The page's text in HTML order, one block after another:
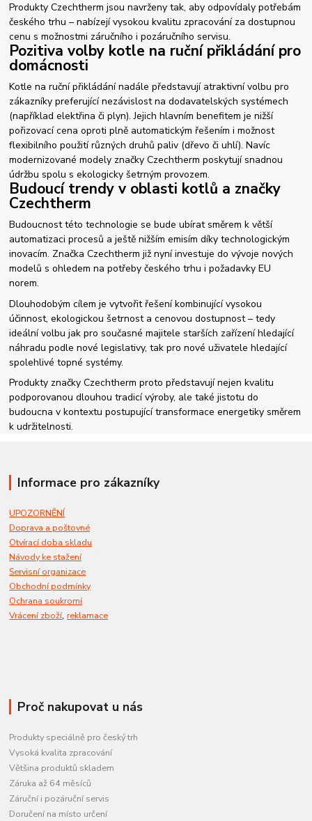
Produkty Czechtherm jsou navrženy tak, aby odpovídaly potřebám
českého trhu – nabízejí vysokou kvalitu zpracování za dostupnou
cenu s možnostmi záručního i pozáručního servisu.
Pozitiva volby kotle na ruční přikládání pro
domácnosti
Kotle na ruční přikládání nadále představují atraktivní volbu pro
zákazníky preferující nezávislost na dodavatelských systémech
(například elektřina či plyn). Jejich hlavním benefitem je nižší
pořizovací cena oproti plně automatickým řešením i možnost
flexibilního použití různých druhů paliv (dřevo či uhlí). Navíc
modernizované modely značky Czechtherm poskytují snadnou
údržbu spolu s ekologicky šetrným provozem.
Budoucí trendy v oblasti kotlů a značky
Czechtherm
Budoucnost této technologie se bude ubírat směrem k větší
automatizaci procesů a ještě nižším emisím díky technologickým
inovacím. Značka Czechtherm již nyní investuje do vývoje nových
modelů s ohledem na potřeby českého trhu i požadavky EU
norem.
Dlouhodobým cílem je vytvořit řešení kombinující vysokou
účinnost, ekologickou šetrnost a cenovou dostupnost – tedy
ideální volbu jak pro současné majitele starších zařízení hledající
náhradu podle nové legislativy, tak pro nové uživatele hledající
spolehlivé topné systémy.
Produkty značky Czechtherm proto představují nejen kvalitu
podporovanou dlouhou tradicí výroby, ale také jistotu do
budoucna v kontextu postupující transformace energetiky směrem
k udržitelnosti.
Informace pro zákazníky
UPOZORNĚNÍ
Doprava a poštovné
Otvírací doba skladu
Návody ke stažení
Servisní organizace
Obchodní podmínky
Ochrana soukromí
Vrácení zboží,reklamace
Proč nakupovat u nás
Produkty speciálně pro český trh
Vysoká kvalita zpracování
Většina produktů skladem
Záruka až 64 měsíců
Záruční i pozáruční servis
Doručení na místo určení